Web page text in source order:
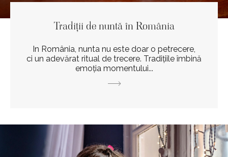
Tradiții de nuntă în România
In România, nunta nu este doar o petrecere,
ci un adevărat ritual de trecere. Tradițiile îmbină
emoția momentului...